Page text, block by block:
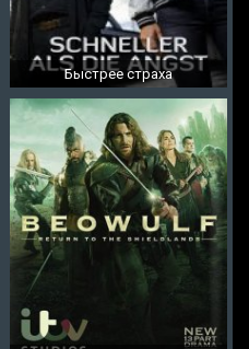
Быстрее страха